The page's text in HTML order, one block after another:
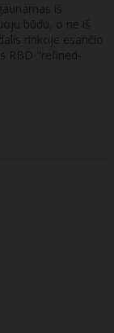
iš
būdu, o ne iš
rinkoje esančio
RBD "refined-